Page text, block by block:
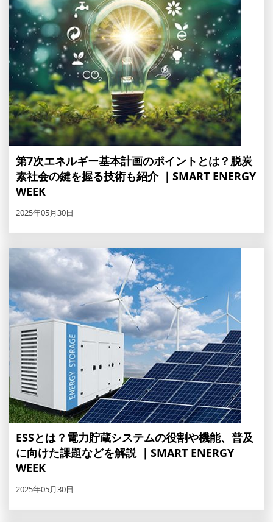
第7次エネルギー基本計画のポイントとは？脱炭
素社会の鍵を握る技術も紹介 ｜SMART ENERGY
WEEK
2025年05月30日
ESSとは？電力貯蔵システムの役割や機能、普及
に向けた課題などを解説 ｜SMART ENERGY
WEEK
2025年05月30日